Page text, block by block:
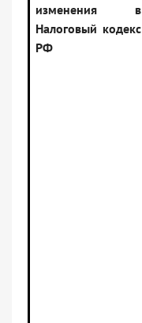
изменения в
Налоговый кодекс
РФ